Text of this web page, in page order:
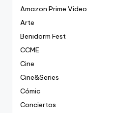
Amazon Prime Video
Arte
Benidorm Fest
CCME
Cine
Cine&Series
Cómic
Conciertos